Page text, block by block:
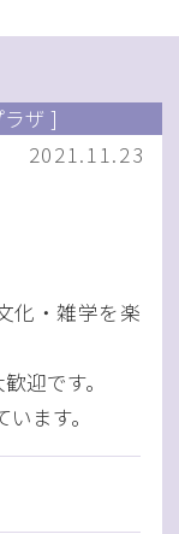
ザ ]
2021.11.23
化・雑学を楽
迎です。
ます。